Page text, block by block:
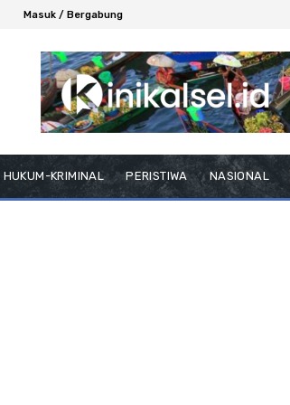
Masuk / Bergabung
HUKUM-KRIMINAL PERISTIWA NASIONAL